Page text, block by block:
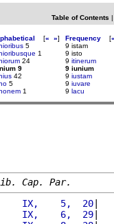
Table of Contents |
[« »]
5
1
24
9
42
5
1
Frequency [«
9 istam
9 isto
9 itinerum
9 iunium
9 iustam
9 iuvare
9 lacu
Cap. Par.
IX,    5,  20
IX,    6,  29